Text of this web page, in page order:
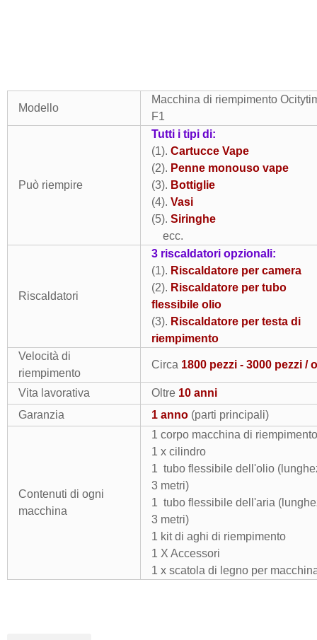
Modello
Macchina di riempimento
F1
Può riempire
Tutti i tipi di:
(1). Cartucce Vape
(2). Penne monouso vape
(3). Bottiglie
(4). Vasi
(5). Siringhe
ecc.
Riscaldatori
3 riscaldatori opzionali:
(1). Riscaldatore per camera
(2). Riscaldatore per tubo
flessibile olio
(3). Riscaldatore per testa di
riempimento
Velocità di
riempimento
Circa 1800 pezzi - 3000 pezzi /
Vita lavorativa Oltre10 anni
Garanzia
1 anno(parti principali)
Contenuti di ogni
macchina
1 corpo macchina di riempimento
1 x cilindro
1 tubo flessibile dell'olio
3 metri)
1 tubo flessibile dell'aria
3 metri)
1 kit di aghi di riempimento
1 X Accessori
1 x scatola di legno per